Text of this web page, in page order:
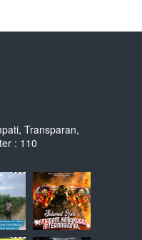
Transparan,
: 110